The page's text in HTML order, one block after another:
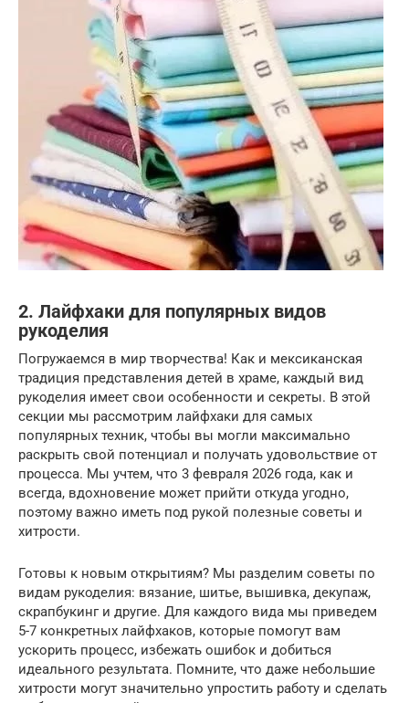
2. Лайфхаки для популярных видов
рукоделия
Погружаемся в мир творчества! Как и мексиканская
традиция представления детей в храме, каждый вид
рукоделия имеет свои особенности и секреты. В этой
секции мы рассмотрим лайфхаки для самых
популярных техник, чтобы вы могли максимально
раскрыть свой потенциал и получать удовольствие от
процесса. Мы учтем, что 3 февраля 2026 года, как и
всегда, вдохновение может прийти откуда угодно,
поэтому важно иметь под рукой полезные советы и
хитрости.
Готовы к новым открытиям? Мы разделим советы по
видам рукоделия: вязание, шитье, вышивка, декупаж,
скрапбукинг и другие. Для каждого вида мы приведем
5-7 конкретных лайфхаков, которые помогут вам
ускорить процесс, избежать ошибок и добиться
идеального результата. Помните, что даже небольшие
хитрости могут значительно упростить работу и сделать